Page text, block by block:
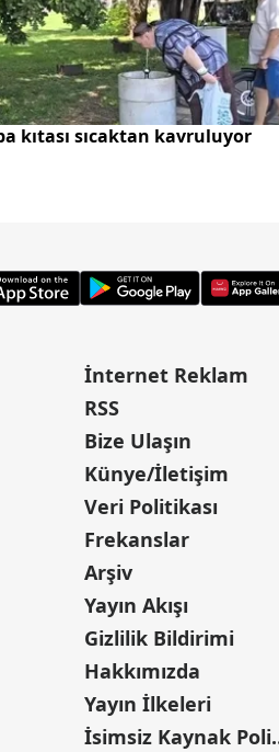
kıtası sıcaktan kavruluyor
İnternet Reklam
RSS
Bize Ulaşın
Künye/İletişim
Veri Politikası
Frekanslar
Arşiv
Yayın Akışı
Gizlilik Bildirimi
Hakkımızda
Yayın İlkeleri